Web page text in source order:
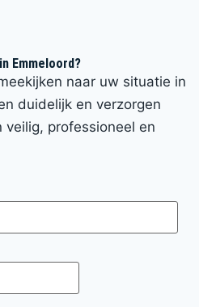
Emmeloord?
naar uw situatie in
duidelijk en verzorgen
professioneel en